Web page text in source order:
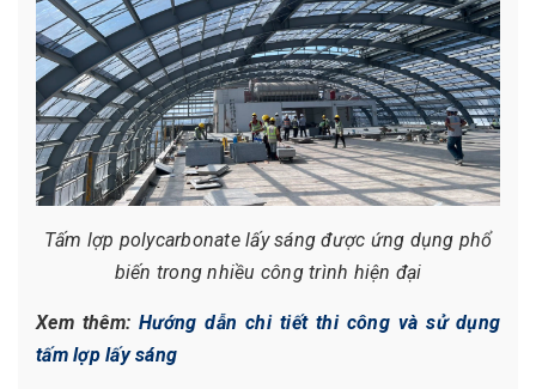
Tấm lợp polycarbonate lấy sáng được ứng dụng phổ
biến trong nhiều công trình hiện đại
Xem thêm:Hướng dẫn chi tiết thi công và sử dụng
tấm lợp lấy sáng